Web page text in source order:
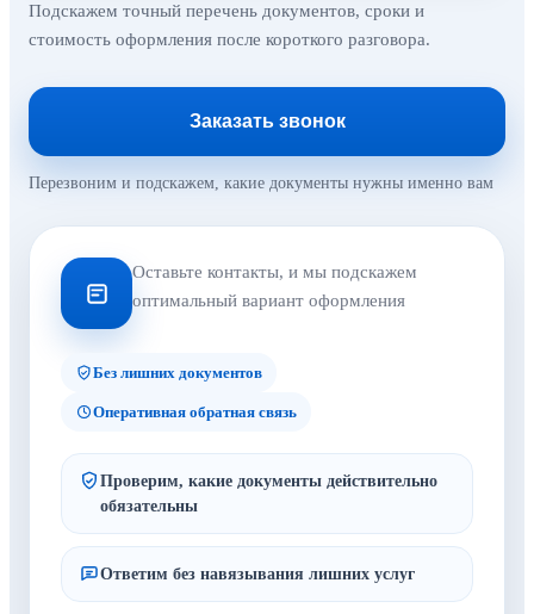
Подскажем точный перечень документов, сроки и
стоимость оформления после короткого разговора.
Заказать звонок
Перезвоним и подскажем, какие документы нужны именно вам
Оставьте контакты, и мы подскажем
оптимальный вариант оформления
Без лишних документов
Оперативная обратная связь
Проверим, какие документы действительно
обязательны
Ответим без навязывания лишних услуг